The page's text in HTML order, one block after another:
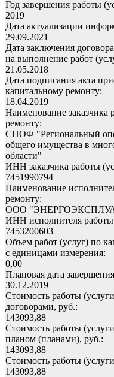
Год завершения работы
2019
Дата актуализации
29.09.2021
Дата заключения
на выполнение работ
21.05.2018
Дата подписания акта
капитальному ремонту:
18.04.2019
Наименование заказчика
ремонту:
СНОФ "Региональный
общего имущества в
области"
ИНН заказчика работы
7451990794
Наименование
ремонту:
ООО
ИНН исполнителя работы
7453200603
Объем работ (услуг) по
с единицами измерения:
0,00
Плановая дата
30.12.2019
Стоимость работы
договорами, руб.:
143093,88
Стоимость работы
планом (планами), руб.:
143093,88
Стоимость работы
143093,88